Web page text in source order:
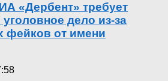
«Дербент» требует
дело из-за
фейков от имени